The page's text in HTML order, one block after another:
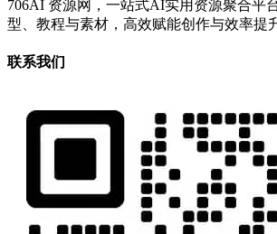
706AI 资源网，一站式AI实用资源聚合平
型、教程与素材，高效赋能创作与效率提
联系我们